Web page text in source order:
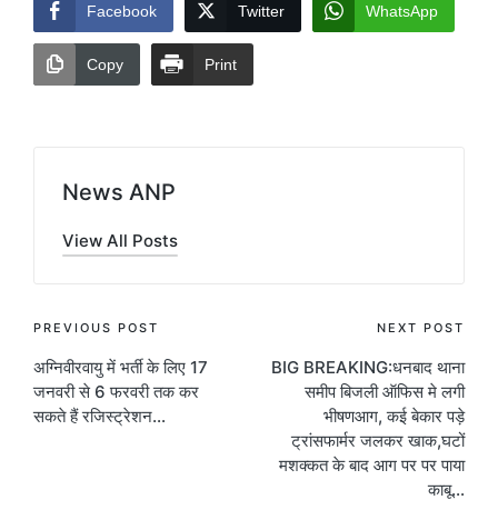
Facebook Twitter WhatsApp
Copy Print
News ANP
View All Posts
Post
navigation
PREVIOUS POST
अग्निवीरवायु में भर्ती के लिए 17
जनवरी से 6 फरवरी तक कर
सकते हैं रजिस्ट्रेशन…
NEXT POST
BIG BREAKING:धनबाद थाना
समीप बिजली ऑफिस मे लगी
भीषणआग, कई बेकार पड़े
ट्रांसफार्मर जलकर खाक,घटों
मशक्कत के बाद आग पर पर पाया
काबू…